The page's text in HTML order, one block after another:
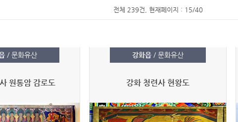
전체 239건, 현재페이지 : 15/40
/ 문화유산
원통암 감로도
강화읍 / 문화유산
강화 청련사 현왕도